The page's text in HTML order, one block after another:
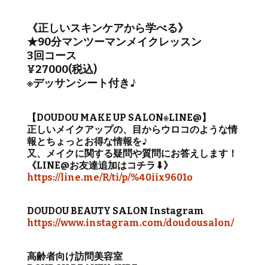
《正しいスキンケアから学べる》
★90分マンツーマンメイクレッスン
3回コース
¥27000(税込)
※デッサンシート付き♪
【DOUDOU MAKE UP SALON※LINE@】
正しいメイクアップの、目からウロコのような情
報とちょっとお得な情報を♪
又、メイクに関する疑問や質問にお答えします！
《LINE@お友達追加はコチラ⬇︎》
https://line.me/R/ti/p/%40iix9601o
DOUDOU BEAUTY SALON Instagram
https://www.instagram.com/doudousalon/
高齢者向け訪問美容室